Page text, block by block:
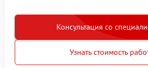
Консультация со
Узнать стоимость